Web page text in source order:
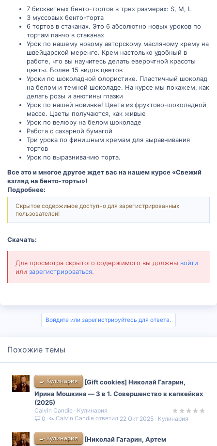
7 бисквитных бенто-тортов в трех размерах: S, M, L
3 муссовых бенто-торта
6 тортов в стаканах. Это 6 абсолютно новых уроков по
тортам панчо в стаканах
Урок по нашему новому авторскому масляному крему на
швейцарской меренге. Крем настолько удобный в
работе, что вы научитесь делать еверочтной красоты
цветы. Более 15 видов цветов
Уроки по шоколадной флористике. Пластичный шоколад
на белом и темной шоколаде. На курсе мы покажем, как
делать розы и анютины глазки
Урок по нашей новинке! Цвета из фруктово-шоколадной
массе. Цветы получаются, как живые
Урок по велюру на белом шоколаде
Работа с сахарной бумагой
Три урока по финишным кремам для выравнивания
тортов
Урок по выравниванию торта.
Все это и многое другое ждет вас на нашем курсе «Свежий
взгляд на бенто-торты»!
Подробнее:
Скрытое содержимое доступно для зарегистрированных
пользователей!
Скачать:
Для просмотра скрытого содержимого вы должны войти
или зарегистрироваться.
Войдите или зарегистрируйтесь для ответа.
Похожие темы
🍳 Кулинария
[Gift cookies] Николай Гагарин,
Ирина Мошкина ― 3 в 1. Совершенство в капкейках
(2025)
Calvin Candie
Кулинария
0
Кулинария
22 Окт 2025
Calvin Candie
🍳 Кулинария
[Николай Гагарин, Артем